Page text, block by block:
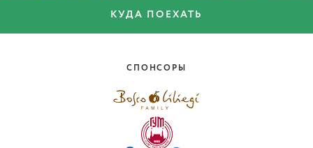
КУДА ПОЕХАТЬ
СПОНСОРЫ